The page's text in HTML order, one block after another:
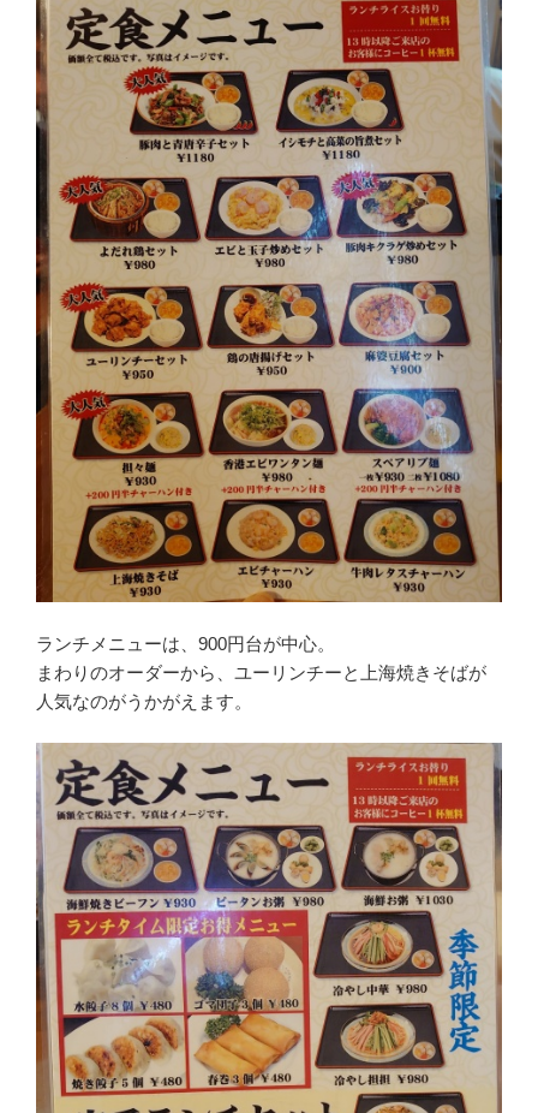
ランチメニューは、900円台が中心。
まわりのオーダーから、ユーリンチーと上海焼きそばが
人気なのがうかがえます。